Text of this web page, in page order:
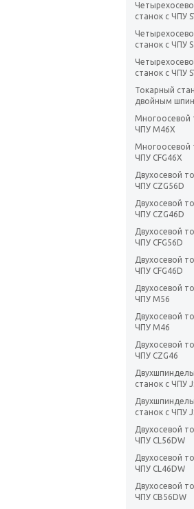
станок с ЧПУ
станок с ЧПУ
станок с ЧПУ
Токарный
двойным
Многоосевой
ЧПУ M46X
Многоосевой
ЧПУ CFG46X
Двухосевой
ЧПУ CZG56D
Двухосевой
ЧПУ CZG46D
Двухосевой
ЧПУ CFG56D
Двухосевой
ЧПУ CFG46D
Двухосевой
ЧПУ M56
Двухосевой
ЧПУ M46
Двухосевой
ЧПУ CZG46
станок с ЧПУ
станок с ЧПУ
Двухосевой
ЧПУ CL56DW
Двухосевой
ЧПУ CL46DW
Двухосевой
ЧПУ CB56DW